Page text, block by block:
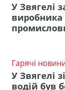
У Звягелі
виробника
Гарячі
У Звягелі
водій був